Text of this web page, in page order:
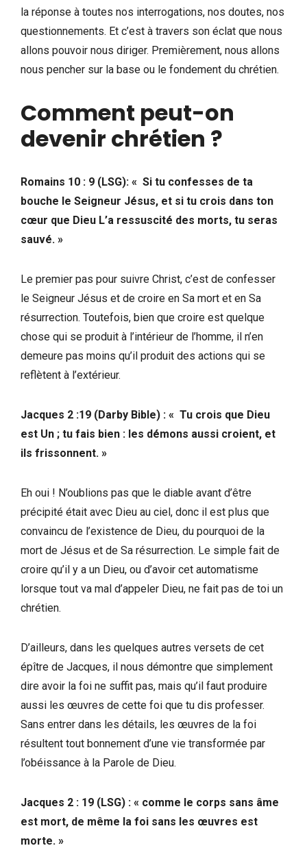
la réponse à toutes nos interrogations, nos doutes, nos
questionnements. Et c’est à travers son éclat que nous
allons pouvoir nous diriger. Premièrement, nous allons
nous pencher sur la base ou le fondement du chrétien.
Comment peut-on
devenir chrétien ?
Romains 10 : 9 (LSG): « Si tu confesses de ta
bouche le Seigneur Jésus, et si tu crois dans ton
cœur que Dieu L’a ressuscité des morts, tu seras
sauvé. »
Le premier pas pour suivre Christ, c’est de confesser
le Seigneur Jésus et de croire en Sa mort et en Sa
résurrection. Toutefois, bien que croire est quelque
chose qui se produit à l’intérieur de l’homme, il n’en
demeure pas moins qu’il produit des actions qui se
reflètent à l’extérieur.
Jacques 2 :19 (Darby Bible) : « Tu crois que Dieu
est Un ; tu fais bien : les démons aussi croient, et
ils frissonnent. »
Eh oui ! N’oublions pas que le diable avant d’être
précipité était avec Dieu au ciel, donc il est plus que
convaincu de l’existence de Dieu, du pourquoi de la
mort de Jésus et de Sa résurrection. Le simple fait de
croire qu’il y a un Dieu, ou d’avoir cet automatisme
lorsque tout va mal d’appeler Dieu, ne fait pas de toi un
chrétien.
D’ailleurs, dans les quelques autres versets de cet
épître de Jacques, il nous démontre que simplement
dire avoir la foi ne suffit pas, mais qu’il faut produire
aussi les œuvres de cette foi que tu dis professer.
Sans entrer dans les détails, les œuvres de la foi
résultent tout bonnement d’une vie transformée par
l’obéissance à la Parole de Dieu.
Jacques 2 : 19 (LSG) : « comme le corps sans âme
est mort, de même la foi sans les œuvres est
morte. »